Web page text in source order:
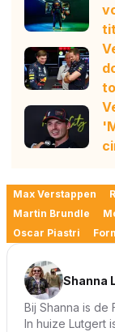
Max Verstappen
Martin Brundle
Oscar Piastri
Shanna
Bij Shanna is de
In huize Lutgert